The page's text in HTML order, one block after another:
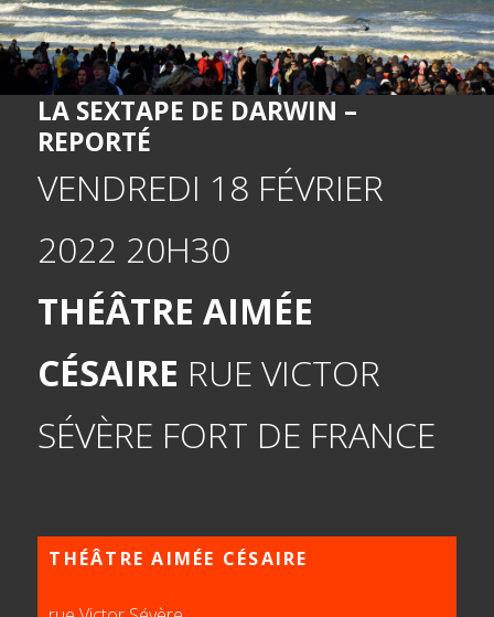
LA SEXTAPE DE DARWIN –
REPORTÉ
VENDREDI 18 FÉVRIER
2022 20H30
THÉÂTRE AIMÉE
CÉSAIRE RUE VICTOR
SÉVÈRE FORT DE FRANCE
THÉÂTRE AIMÉE CÉSAIRE